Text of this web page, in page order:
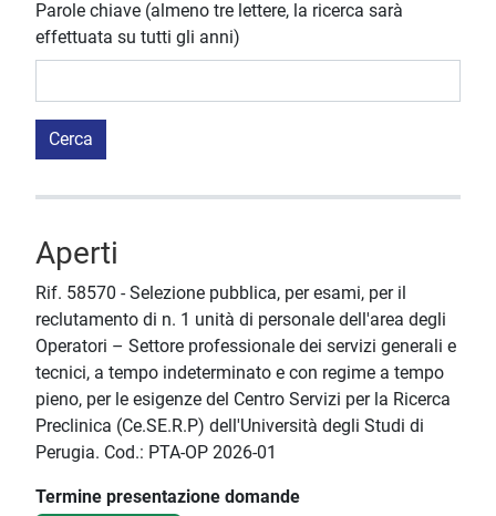
Parole chiave (almeno tre lettere, la ricerca sarà
effettuata su tutti gli anni)
Cerca
Aperti
Rif. 58570 - Selezione pubblica, per esami, per il
reclutamento di n. 1 unità di personale dell'area degli
Operatori – Settore professionale dei servizi generali e
tecnici, a tempo indeterminato e con regime a tempo
pieno, per le esigenze del Centro Servizi per la Ricerca
Preclinica (Ce.SE.R.P) dell'Università degli Studi di
Perugia. Cod.: PTA-OP 2026-01
Termine presentazione domande